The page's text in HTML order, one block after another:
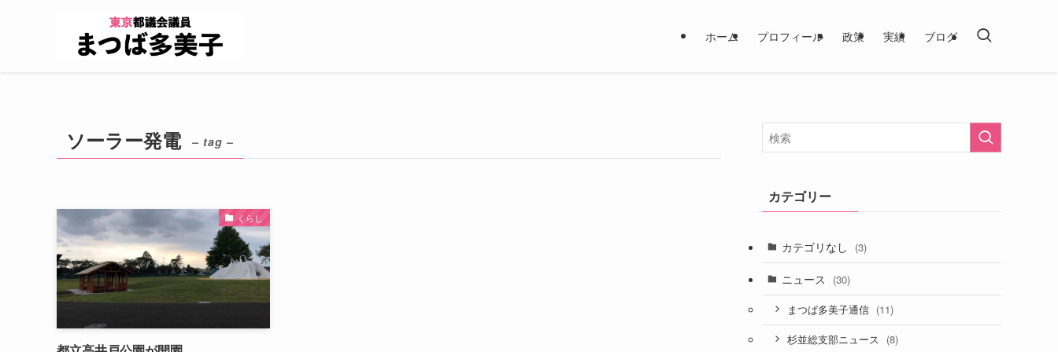
ホーム プロフィール 政策 実績 ブログ
ソーラー発電 – tag –
くらし
カテゴリー
カテゴリなし (3)
ニュース (30)
まつば多美子通信 (11)
杉並総支部ニュース (8)